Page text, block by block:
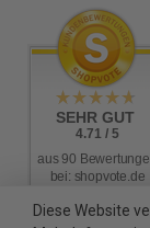
Diese Website
SEHR GUT
4.71 / 5
aus 90
bei: shopvote.de